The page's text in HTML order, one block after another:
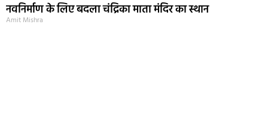
नवनिर्माण के लिए बदला चंद्रिका माता मंदिर का स्थान
Amit Mishra